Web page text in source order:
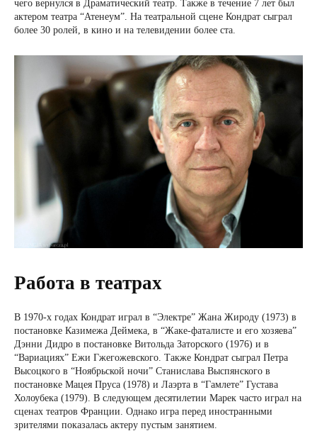
чего вернулся в Драматический театр. Также в течение 7 лет был
актером театра “Атенеум”. На театральной сцене Кондрат сыграл
более 30 ролей, в кино и на телевидении более ста.
Работа в театрах
В 1970-х годах Кондрат играл в “Электре” Жана Жироду (1973) в
постановке Казимежа Деймека, в “Жаке-фаталисте и его хозяева”
Дэнни Дидро в постановке Витольда Заторского (1976) и в
“Вариациях” Ежи Гжегожевского. Также Кондрат сыграл Петра
Высоцкого в “Ноябрьской ночи” Станислава Выспянского в
постановке Мацея Пруса (1978) и Лаэрта в “Гамлете” Густава
Холоубека (1979). В следующем десятилетии Марек часто играл на
сценах театров Франции. Однако игра перед иностранными
зрителями показалась актеру пустым занятием.